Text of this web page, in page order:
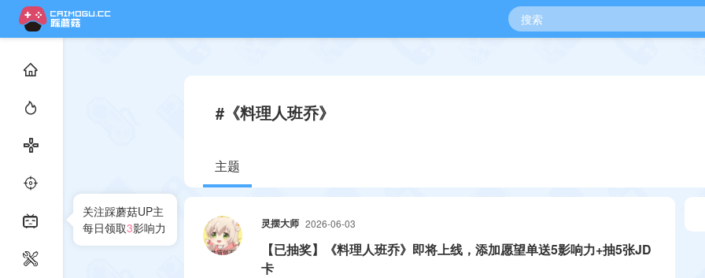
关注踩蘑菇UP主
每日领取3影响力
#《料理人班乔》
主题
灵摆大师 2026-06-03
【已抽奖】《料理人班乔》即将上线，添加愿望单送5影响力+抽5张JD
卡